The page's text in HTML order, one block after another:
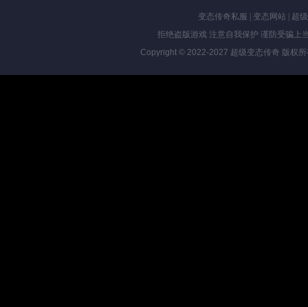
变态传奇私服 变态网站|
超
拒绝盗版游戏 注意自我保护 谨防受骗上
Copyright © 2022-2027 超级变态传奇 版权